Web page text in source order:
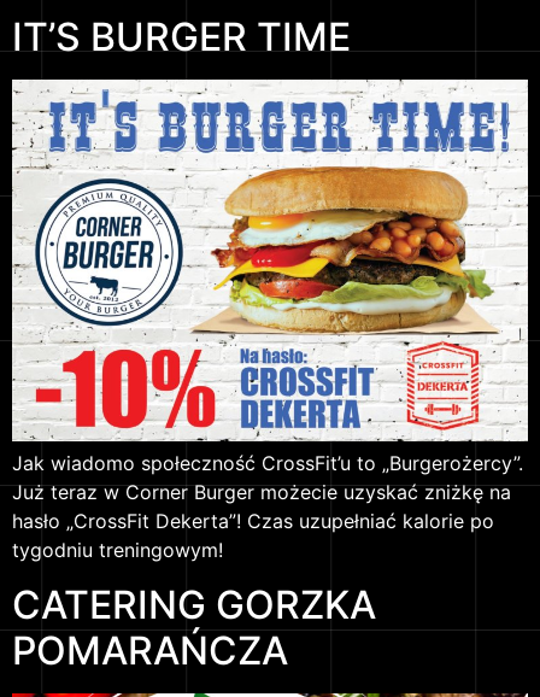
IT’S BURGER TIME
Jak wiadomo społeczność CrossFit’u to „Burgerożercy”.
Już teraz w Corner Burger możecie uzyskać zniżkę na
hasło „CrossFit Dekerta”! Czas uzupełniać kalorie po
tygodniu treningowym!
CATERING GORZKA
POMARAŃCZA